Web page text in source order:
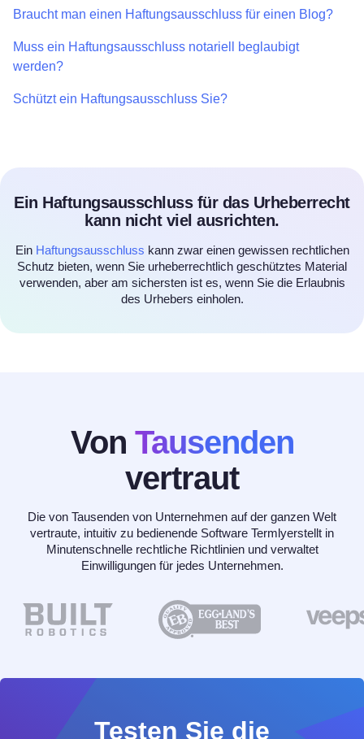
Braucht man einen Haftungsausschluss für einen Blog?
Muss ein Haftungsausschluss notariell beglaubigt
werden?
Schützt ein Haftungsausschluss Sie?
Ein Haftungsausschluss für das Urheberrecht
kann nicht viel ausrichten.
Ein Haftungsausschluss kann zwar einen gewissen rechtlichen
Schutz bieten, wenn Sie urheberrechtlich geschütztes Material
verwenden, aber am sichersten ist es, wenn Sie die Erlaubnis
des Urhebers einholen.
Von Tausenden
vertraut
Die von Tausenden von Unternehmen auf der ganzen Welt
vertraute, intuitiv zu bedienende Software Termlyerstellt in
Minutenschnelle rechtliche Richtlinien und verwaltet
Einwilligungen für jedes Unternehmen.
Testen Sie die